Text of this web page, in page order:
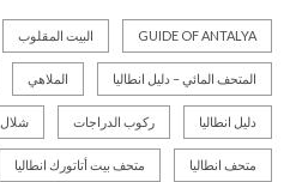
GUIDE OF ANTALYA البيت المقلوب
المتحف المائي – دليل انطاليا الملاهي
دليل انطاليا ركوب الدراجات شلال
متحف انطاليا متحف بيت أتاتورك انطاليا